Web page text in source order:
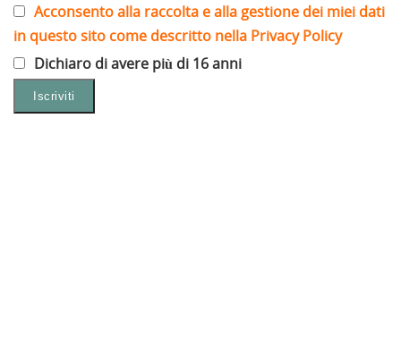
Acconsento alla raccolta e alla gestione dei miei dati
in questo sito come descritto nella Privacy Policy
Dichiaro di avere più di 16 anni